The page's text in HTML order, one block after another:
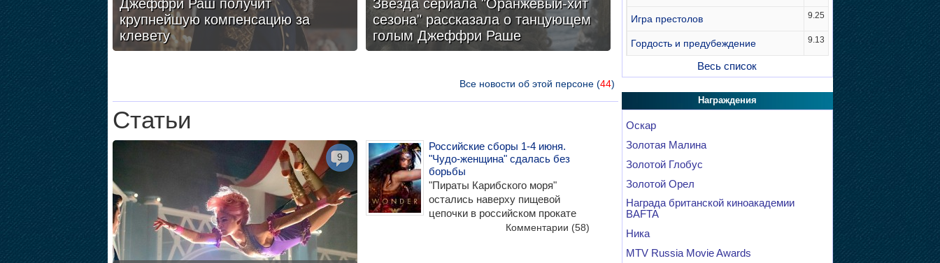
Джеффри Раш получит
крупнейшую компенсацию за
клевету
Звезда сериала "Оранжевый-хит
сезона" рассказала о танцующем
голым Джеффри Раше
Все новости об этой персоне (44)
Статьи
9
Российские сборы 1-4 июня.
"Чудо-женщина" сдалась без
борьбы
"Пираты Карибского моря"
остались наверху пищевой
цепочки в российском прокате
Комментарии (58)
Игра престолов 9.25
Гордость и предубеждение 9.13
Весь список
Награждения
Оскар
Золотая Малина
Золотой Глобус
Золотой Орел
Награда британской киноакадемии
BAFTA
Ника
MTV Russia Movie Awards